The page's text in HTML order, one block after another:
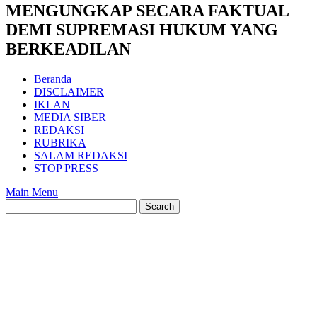
MENGUNGKAP SECARA FAKTUAL
DEMI SUPREMASI HUKUM YANG
BERKEADILAN
Beranda
DISCLAIMER
IKLAN
MEDIA SIBER
REDAKSI
RUBRIKA
SALAM REDAKSI
STOP PRESS
Main Menu